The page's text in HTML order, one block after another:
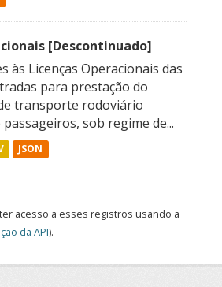
[Descontinuado]
às Licenças Operacionais das
para prestação do
transporte rodoviário
sob regime de...
JSON
acesso a esses registros usando a
da API).